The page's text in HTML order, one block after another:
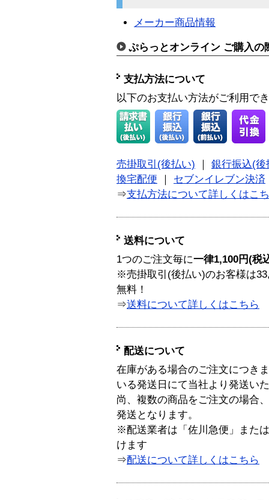
メーカー商品情報
ぷらっとオンライン ご購入の
支払方法について
以下のお支払い方法がご利用で
売掛取引(後払い)
銀行振込(後
換宅配便
セブンイレブン決済
⇒支払方法について詳しくはこ
送料について
1つのご注文毎に一律1,100円(税
※売掛取引(後払い)のお客様は
無料！
⇒送料について詳しくはこちら
配送について
在庫がある場合のご注文につき
いる発送日にて当社より発送い
尚、複数の商品をご注文の場合
発送となります。
※配送業者は「佐川急便」また
けます
⇒配送について詳しくはこちら